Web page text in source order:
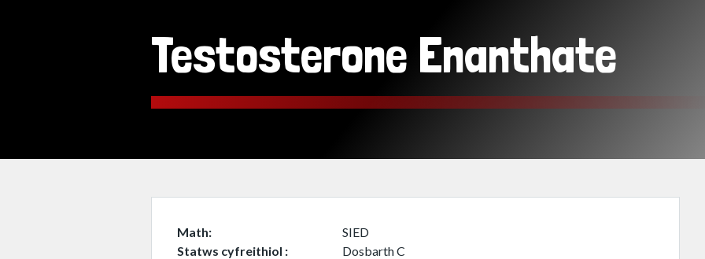
Testosterone Enanthate
Math
SIED
Statws cyfreithiol
Dosbarth C